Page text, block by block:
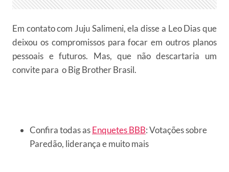
Em contato com Juju Salimeni, ela disse a Leo Dias que
deixou os compromissos para focar em outros planos
pessoais e futuros. Mas, que não descartaria um
convite para o Big Brother Brasil.
Confira todas asEnquetes BBB: Votações sobre
Paredão, liderança e muito mais